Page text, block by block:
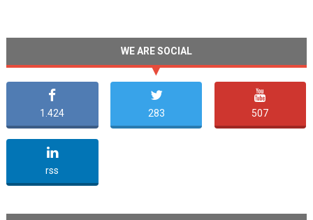
WE ARE SOCIAL
1.424 283 507
rss